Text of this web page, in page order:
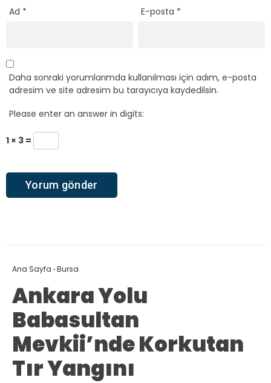
Ad * E-posta *
Daha sonraki yorumlarımda kullanılması için adım, e-posta
adresim ve site adresim bu tarayıcıya kaydedilsin.
Please enter an answer in digits:
1 × 3 =
Ana Sayfa ›Bursa
Ankara Yolu
Babasultan
Mevkii’nde Korkutan
Tır Yangını